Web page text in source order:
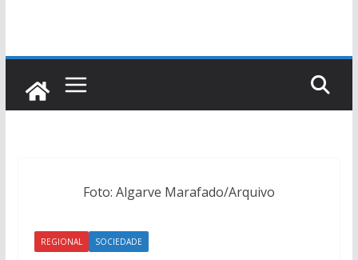
Foto: Algarve Marafado/Arquivo
REGIONAL SOCIEDADE